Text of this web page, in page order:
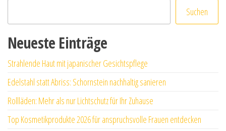
Suchen
Neueste Einträge
Strahlende Haut mit japanischer Gesichtspflege
Edelstahl statt Abriss: Schornstein nachhaltig sanieren
Rollläden: Mehr als nur Lichtschutz für Ihr Zuhause
Top Kosmetikprodukte 2026 für anspruchsvolle Frauen entdecken